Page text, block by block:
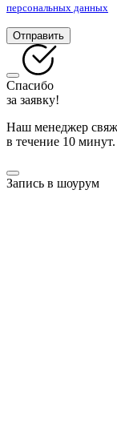
персональных данных
Отправить
Спасибо
за заявку!
Наш менеджер
в течение 10 минут.
Запись в шоурум